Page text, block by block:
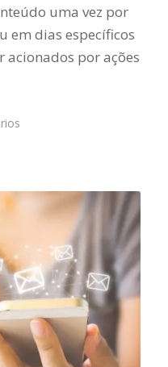
uma vez por
em dias específicos
acionados por ações